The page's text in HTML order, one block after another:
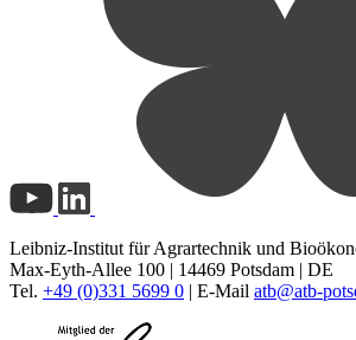
Leibniz-Institut für Agrartechnik und
Max-Eyth-Allee 100 | 14469 Potsdam | DE
Tel. +49 (0)331 5699 0 | E-Mail atb@atb-